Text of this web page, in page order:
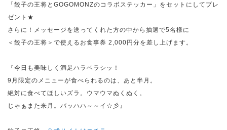
「餃子の王将とGOGOMONZのコラボステッカー」をセットにしてプレ
ゼント★
さらに！メッセージを送ってくれた方の中から抽選で5名様に
＜餃子の王将＞で使えるお食事券 2,000円分を差し上げます。
『今日も美味しく満足ハラベラシッ！
9月限定のメニューが食べられるのは、あと半月。
絶対に食べてほしいズラ。ウマウマぬくぬく。
じゃぁまた来月。バッハハ～～イ☆彡』